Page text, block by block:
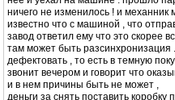
ничего не изменилось ! и механник
известно что с машиной , что
завод ответил ему что это скорее
там может быть разсинхронизация
дефектовать , то есть в темную
звонит вечером и говорит что
и в нем причины быть не может ,
деньги за снять поставить